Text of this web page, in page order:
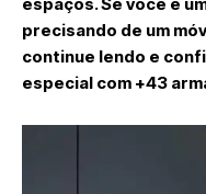
precisando de um
continue lendo e
especial com +43